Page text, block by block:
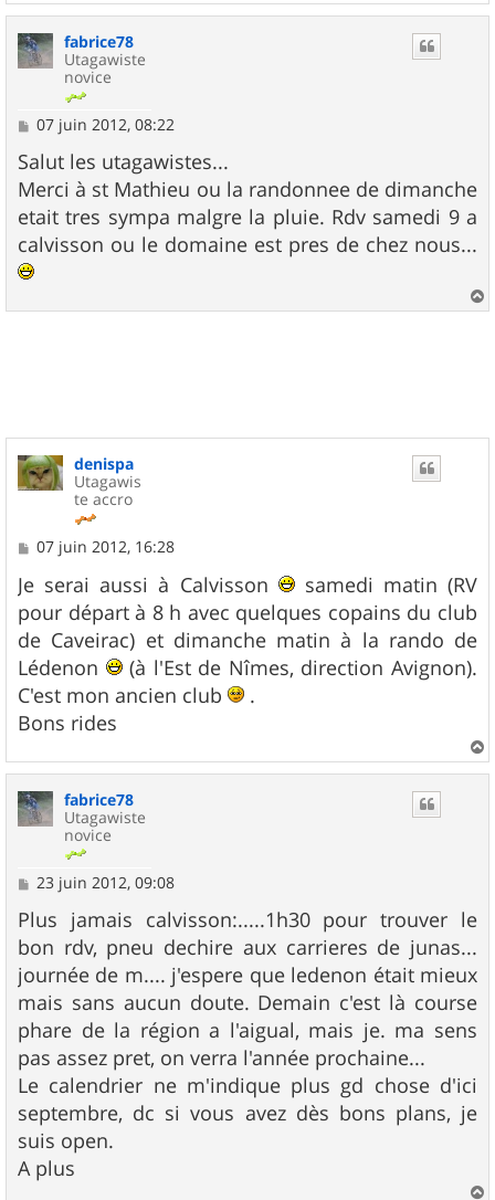
a
fabrice78
Utagawiste
novice
M
s
s
a
g
e
07 juin 2012, 08:22
Salut les utagawistes...
Merci à st Mathieu ou la randonnee de dimanche
etait tres sympa malgre la pluie. Rdv samedi 9 a
calvisson ou le domaine est pres de chez nous...
a
denispa
Utagawis
te accro
M
s
s
a
g
e
07 juin 2012, 16:28
Je serai aussi à Calvisson
samedi matin (RV
pour départ à 8 h avec quelques copains du club
de Caveirac) et dimanche matin à la rando de
Lédenon
(à l'Est de Nîmes, direction Avignon).
C'est mon ancien club
.
Bons rides
a
fabrice78
Utagawiste
novice
M
s
s
a
g
e
23 juin 2012, 09:08
Plus jamais calvisson:.....1h30 pour trouver le
bon rdv, pneu dechire aux carrieres de junas...
journée de m.... j'espere que ledenon était mieux
mais sans aucun doute. Demain c'est là course
phare de la région a l'aigual, mais je. ma sens
pas assez pret, on verra l'année prochaine...
Le calendrier ne m'indique plus gd chose d'ici
septembre, dc si vous avez dès bons plans, je
suis open.
A plus